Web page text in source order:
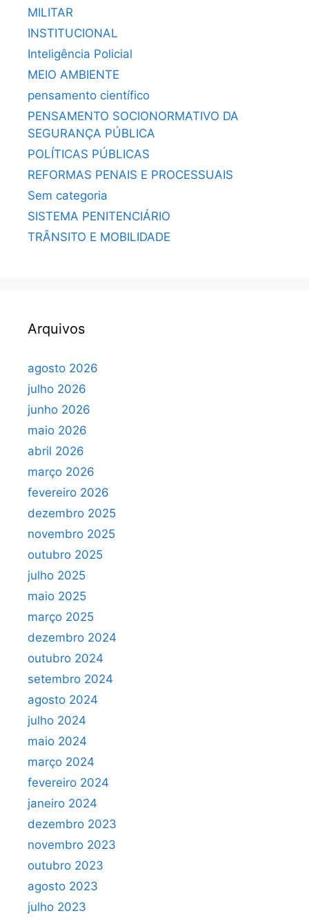
MILITAR
INSTITUCIONAL
Inteligência Policial
MEIO AMBIENTE
pensamento científico
PENSAMENTO SOCIONORMATIVO DA
SEGURANÇA PÚBLICA
POLÍTICAS PÚBLICAS
REFORMAS PENAIS E PROCESSUAIS
Sem categoria
SISTEMA PENITENCIÁRIO
TRÂNSITO E MOBILIDADE
Arquivos
agosto 2026
julho 2026
junho 2026
maio 2026
abril 2026
março 2026
fevereiro 2026
dezembro 2025
novembro 2025
outubro 2025
julho 2025
maio 2025
março 2025
dezembro 2024
outubro 2024
setembro 2024
agosto 2024
julho 2024
maio 2024
março 2024
fevereiro 2024
janeiro 2024
dezembro 2023
novembro 2023
outubro 2023
agosto 2023
julho 2023